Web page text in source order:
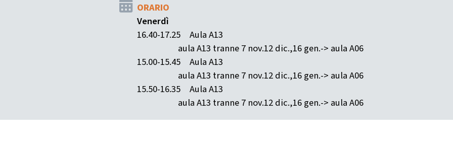
ORARIO
Venerdì
16.40-17.25
Aula A13
aula A13 tranne 7 nov.12 dic.,16 gen.-> aula A06
15.00-15.45
Aula A13
aula A13 tranne 7 nov.12 dic.,16 gen.-> aula A06
15.50-16.35
Aula A13
aula A13 tranne 7 nov.12 dic.,16 gen.-> aula A06